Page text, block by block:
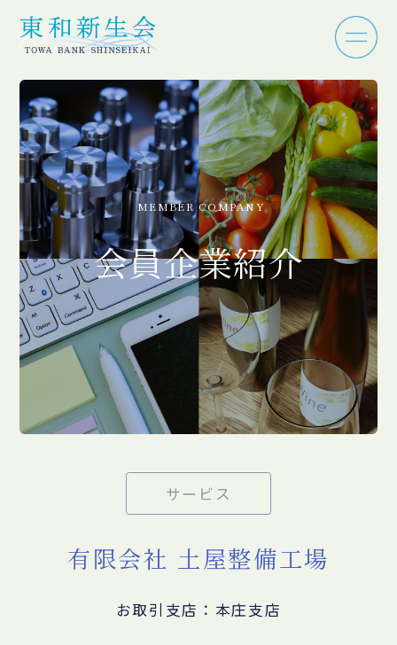
MEMBER COMPANY
会員企業紹介
サービス
有限会社 土屋整備工場
お取引支店：本庄支店